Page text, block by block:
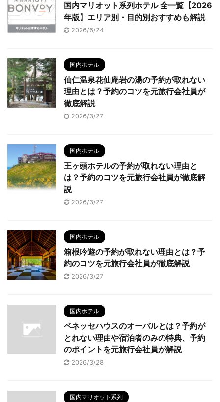
国内マリオット系列ホテル 全一覧【2026
年版】エリア別・目的別おすすめも解説
2026/6/24
国内ホテル
仙仁温泉花仙庵岩の湯の予約が取れない
理由とは？予約のコツを元旅行会社員が
徹底解説
2026/3/27
国内ホテル
王ヶ頭ホテルの予約が取れない理由と
は？予約のコツを元旅行会社員が徹底解
説
2026/3/27
国内ホテル
箱根吟遊の予約が取れない理由とは？予
約のコツを元旅行会社員が徹底解説
2026/3/27
国内ホテル
ベネッセハウスのオーバルとは？予約が
とれない理由や宿泊者のみの特典、予約
のポイントを元旅行会社員が解説
2026/3/28
国内マリオット系列